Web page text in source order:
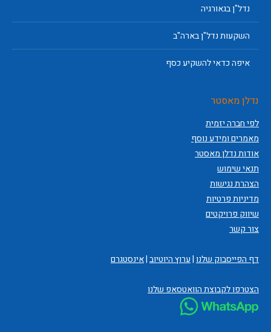
נדל"ן בגאורגיה
השקעות נדל"ן בארה"ב
איפה כדאי להשקיע כסף
נדלן מאסטר
לפי חברה יזמית
מאמרים ומידע נוסף
אודות נדלן מאסטר
תנאי שימוש
הצהרת נגישות
מדיניות פרטיות
שיווק פרויקטים
צור קשר
דף הפייסבוק שלנו|ערוץ היוטיוב|אינסטגרם
הצטרפו לקבוצת הוואטסאפ שלנו